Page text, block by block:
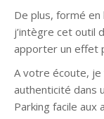
De plus, formé
j’intègre cet outil
apporter un effet
A votre écoute, je
authenticité dans
Parking facile aux